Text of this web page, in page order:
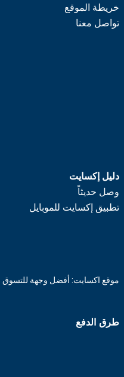
خريطة الموقع
تواصل معنا
دليل إكسايت
وصل حديثاً
تطبيق إكسايت للموبايل
موقع اكسايت: أفضل وجهة للتسوق
طرق الدفع